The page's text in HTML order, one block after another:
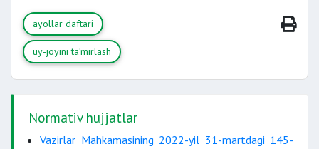
ayollar daftari
uy-joyini ta’mirlash
Normativ hujjatlar
Vazirlar Mahkamasining 2022-yil 31-martdagi 145-